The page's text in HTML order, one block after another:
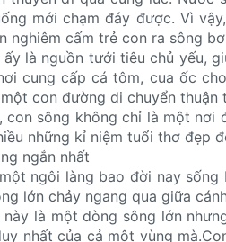
mới chạm đáy được. Vì
nghiêm cấm trẻ con ra sông
ấy là nguồn tưới tiêu chủ yếu,
cung cấp cá tôm, cua ốc
con đường di chuyển
con sông không chỉ là một nơi
những kỉ niệm tuổi thơ đẹp
ngắn nhất
ngôi làng bao đời nay
lớn chảy ngang qua giữa
này là một dòng sông lớn
nhất của cả một vùng